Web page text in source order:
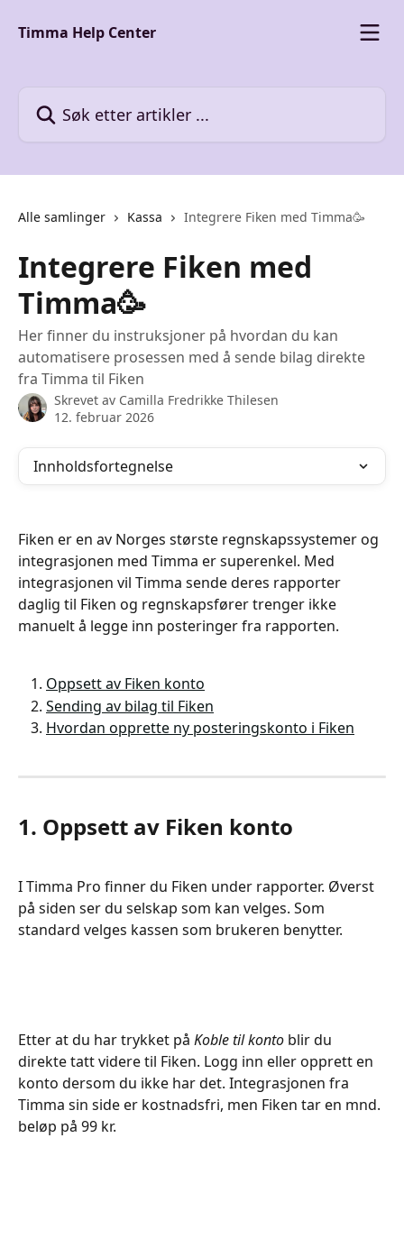
Timma Help Center
Alle samlinger Kassa Integrere Fiken med Timma🥳
Integrere Fiken med
Timma🥳
Her finner du instruksjoner på hvordan du kan
automatisere prosessen med å sende bilag direkte
fra Timma til Fiken
Skrevet av Camilla Fredrikke Thilesen
12. februar 2026
Innholdsfortegnelse
Fiken er en av Norges største regnskapssystemer og
integrasjonen med Timma er superenkel. Med
integrasjonen vil Timma sende deres rapporter
daglig til Fiken og regnskapsfører trenger ikke
manuelt å legge inn posteringer fra rapporten.
Oppsett av Fiken konto
Sending av bilag til Fiken
Hvordan opprette ny posteringskonto i Fiken
1. Oppsett av Fiken konto
I Timma Pro finner du Fiken under rapporter. Øverst
på siden ser du selskap som kan velges. Som
standard velges kassen som brukeren benytter.
Etter at du har trykket på Koble til konto blir du
direkte tatt videre til Fiken. Logg inn eller opprett en
konto dersom du ikke har det. Integrasjonen fra
Timma sin side er kostnadsfri, men Fiken tar en mnd.
beløp på 99 kr.